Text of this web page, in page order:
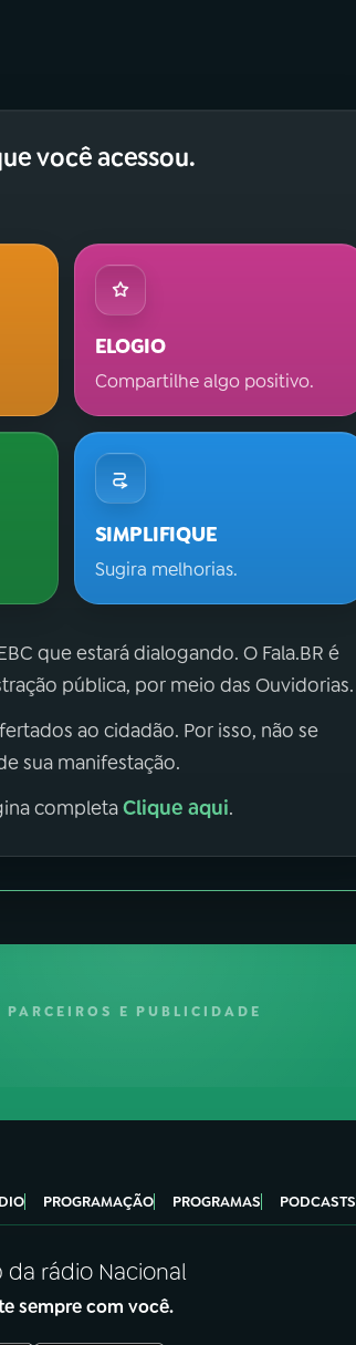
você acessou.
ELOGIO
Compartilhe algo positivo.
SIMPLIFIQUE
Sugira melhorias.
que estará dialogando. O Fala.BR é
pública, por meio das Ouvidorias.
ao cidadão. Por isso, não se
sua manifestação.
completaClique aqui.
PARCEIROS E PUBLICIDADE
PROGRAMAÇÃO PROGRAMAS PODCASTS
da rádio Nacional
sempre com você.